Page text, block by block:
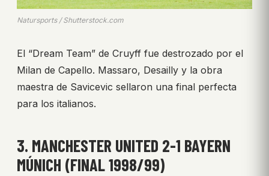
Natursports / Shutterstock.com
El “Dream Team” de Cruyff fue destrozado por el
Milan de Capello. Massaro, Desailly y la obra
maestra de Savicevic sellaron una final perfecta
para los italianos.
3. MANCHESTER UNITED 2-1 BAYERN
MÚNICH (FINAL 1998/99)